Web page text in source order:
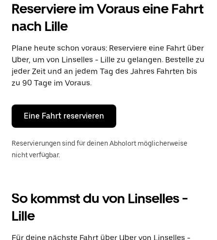
Kalender
interagieren
ein
Datum
auszuwählen.
Drücke
die
Escape-
um
den
Kalender
schließen.
Reserviere im Voraus eine Fahrt
nach Lille
Plane heute schon voraus: Reserviere eine Fahrt über
Uber, um von Linselles - Lille zu gelangen. Bestelle zu
jeder Zeit und an jedem Tag des Jahres Fahrten bis
zu 90 Tage im Voraus.
Eine Fahrt reservieren
Reservierungen sind für deinen Abholort möglicherweise
nicht verfügbar.
So kommst du von Linselles -
Lille
Für deine nächste Fahrt über Uber von Linselles -